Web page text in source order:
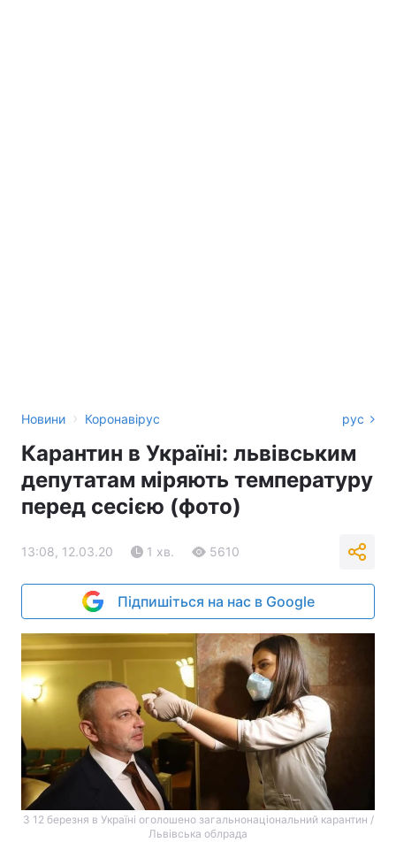
Новини › Коронавірус рус
Карантин в Україні: львівським
депутатам міряють температуру
перед сесією (фото)
13:08, 12.03.20 1 хв. 5610
Підпишіться на нас в Google
З 12 березня в Україні оголошено загальнонаціональний карантин /
Львівська облрада